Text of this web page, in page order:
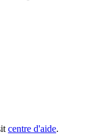
centre d'aide.